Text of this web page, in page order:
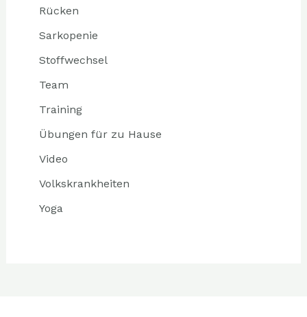
Rücken
Sarkopenie
Stoffwechsel
Team
Training
Übungen für zu Hause
Video
Volkskrankheiten
Yoga